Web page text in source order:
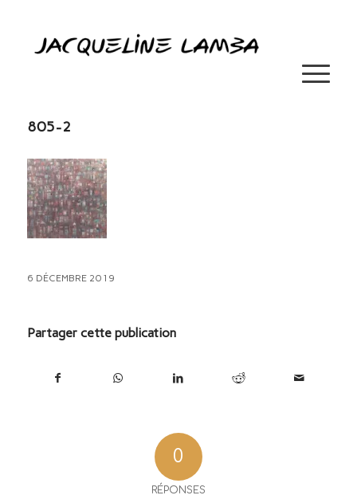
805-2
6 DÉCEMBRE 2019
Partager cette publication
0
RÉPONSES